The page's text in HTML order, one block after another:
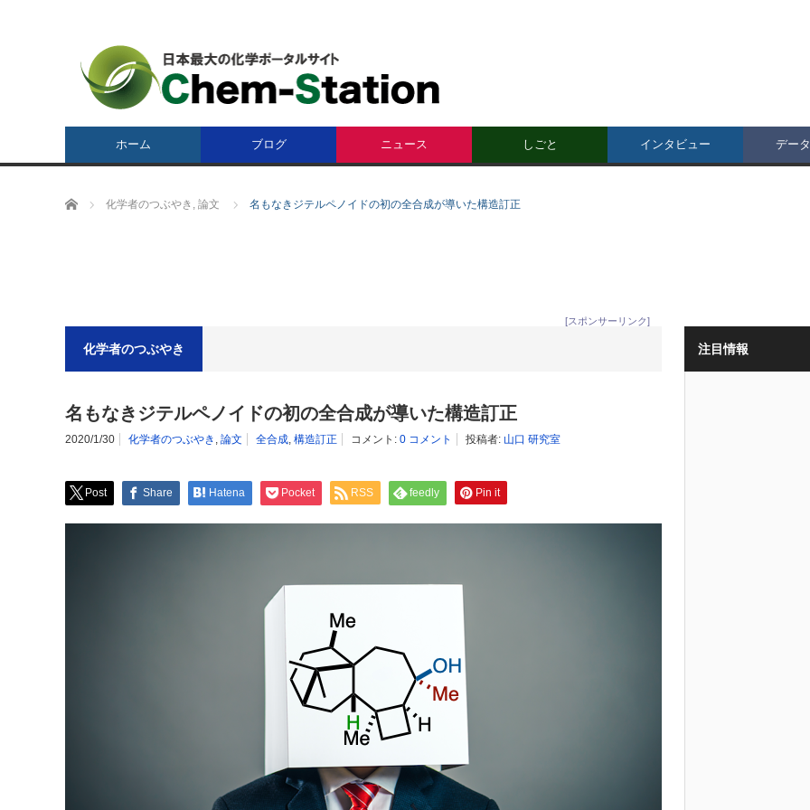
ホーム ブログ ニュース しごと インタビュー デー
ホーム 化学者のつぶやき , 論文 名もなきジテルペノイドの初の全合成が導いた構造訂正
[スポンサーリンク]
化学者のつぶやき
名もなきジテルペノイドの初の全合成が導いた構造訂正
2020/1/30 化学者のつぶやき , 論文 全合成, 構造訂正 コメント: 0 コメント 投稿者: 山口 研究室
Post Share Hatena Pocket RSS feedly Pin it
注目情報